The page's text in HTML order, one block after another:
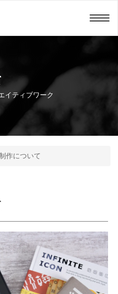
メニュ
イティブワーク
作について